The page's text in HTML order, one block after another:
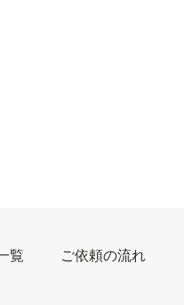
覧 ご依頼の流れ